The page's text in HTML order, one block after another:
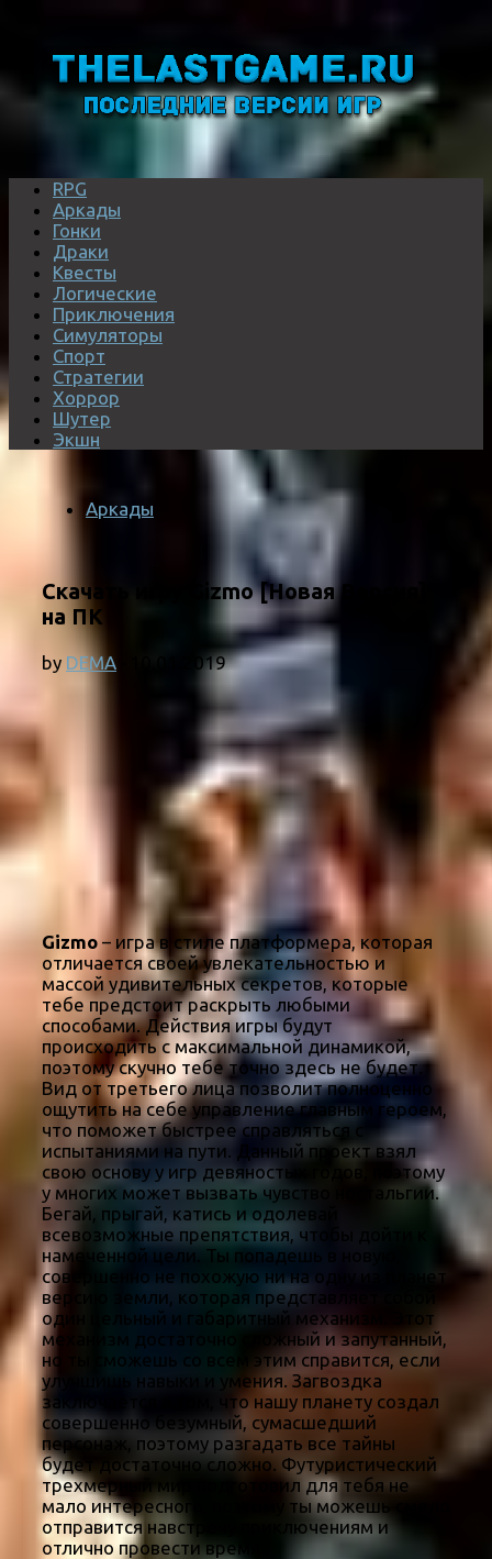
RPG
Аркады
Гонки
Драки
Квесты
Логические
Приключения
Симуляторы
Спорт
Стратегии
Хоррор
Шутер
Экшн
Аркады
Скачать игру Gizmo [Новая Версия]
на ПК
by DEMA 10.01.2019
Gizmo – игра в стиле платформера, которая
отличается своей увлекательностью и
массой удивительных секретов, которые
тебе предстоит раскрыть любыми
способами. Действия игры будут
происходить с максимальной динамикой,
поэтому скучно тебе точно здесь не будет.
Вид от третьего лица позволит полноценно
ощутить на себе управление главным героем,
что поможет быстрее справляться с
испытаниями на пути. Данный проект взял
свою основу у игр девяностых годов, поэтому
у многих может вызвать чувство ностальгии.
Бегай, прыгай, катись и одолевай
всевозможные препятствия, чтобы дойти к
намеченной цели. Ты попадешь в новую,
совершенно не похожую ни на одну из планет
версию земли, которая представляет собой
один цельный и габаритный механизм. Этот
механизм достаточно сложный и запутанный,
но ты сможешь со всем этим справится, если
улучшишь навыки и умения. Загвоздка
заключается в том, что нашу планету создал
совершенно безумный, сумасшедший
персонаж, поэтому разгадать все тайны
будет достаточно сложно. Футуристический
трехмерный мир подготовил для тебя не
мало интересного, поэтому ты можешь смело
отправится навстречу приключениям и
отлично провести время.